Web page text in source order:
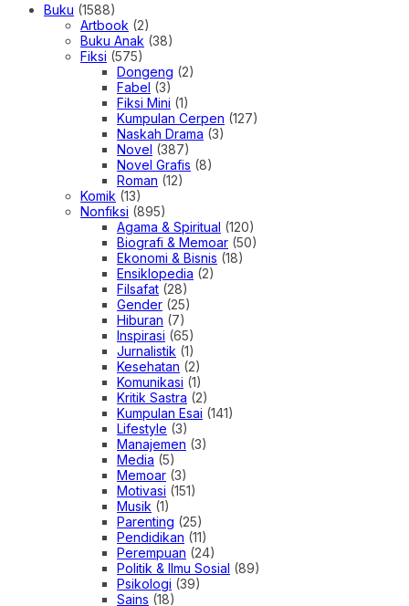
Buku (1588)
Artbook (2)
Buku Anak (38)
Fiksi (575)
Dongeng (2)
Fabel (3)
Fiksi Mini (1)
Kumpulan Cerpen (127)
Naskah Drama (3)
Novel (387)
Novel Grafis (8)
Roman (12)
Komik (13)
Nonfiksi (895)
Agama & Spiritual (120)
Biografi & Memoar (50)
Ekonomi & Bisnis (18)
Ensiklopedia (2)
Filsafat (28)
Gender (25)
Hiburan (7)
Inspirasi (65)
Jurnalistik (1)
Kesehatan (2)
Komunikasi (1)
Kritik Sastra (2)
Kumpulan Esai (141)
Lifestyle (3)
Manajemen (3)
Media (5)
Memoar (3)
Motivasi (151)
Musik (1)
Parenting (25)
Pendidikan (11)
Perempuan (24)
Politik & Ilmu Sosial (89)
Psikologi (39)
Sains (18)